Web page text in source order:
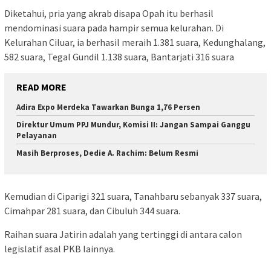
Diketahui, pria yang akrab disapa Opah itu berhasil
mendominasi suara pada hampir semua kelurahan. Di
Kelurahan Ciluar, ia berhasil meraih 1.381 suara, Kedunghalang,
582 suara, Tegal Gundil 1.138 suara, Bantarjati 316 suara
READ MORE
Adira Expo Merdeka Tawarkan Bunga 1,76 Persen
Direktur Umum PPJ Mundur, Komisi II: Jangan Sampai Ganggu
Pelayanan
Masih Berproses, Dedie A. Rachim: Belum Resmi
Kemudian di Ciparigi 321 suara, Tanahbaru sebanyak 337 suara,
Cimahpar 281 suara, dan Cibuluh 344 suara.
Raihan suara Jatirin adalah yang tertinggi di antara calon
legislatif asal PKB lainnya.